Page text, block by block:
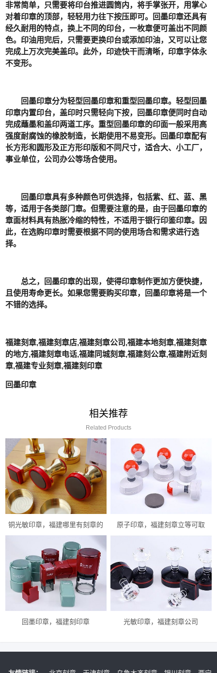
非常简单，只需要将印台推进圆筒内，将手掌张开，用掌心
对着印章的顶部，轻轻用力往下按压即可。回墨印章还具有
经久耐用的特点，换上不同的印台，一枚章便可盖出不同颜
色。印油用完后，只需要更换印台或添加印油，又可以让您
完成上万次完美盖印。此外，印迹快干而清晰，印章字体永
不变形。
回墨印章分为轻型回墨印章和重型回墨印章。轻型回墨
印章内置印台，盖印时只需轻向下按，回墨印章便同时自动
完成蘸墨和盖印两道工序。重型回墨印章的印面一般采用高
强度耐腐蚀的橡胶制造，长期使用不易变形。回墨印章配有
长方形和圆形及正方形印版和不同尺寸，适合大、小工厂，
事业单位，公司办公等场合使用。
回墨印章具有多种颜色可供选择，包括紫、红、蓝、黑
等，适用于各类部门章。但需要注意的是，由于回墨印章的
章面材料具有热胀冷缩的特性，不适用于银行印鉴印章。因
此，在选购印章时需要根据不同的使用场合和需求进行选
择。
总之，回墨印章的出现，使得印章制作更加方便快捷，
且使用寿命更长。如果您需要购买印章，回墨印章将是一个
不错的选择。
福建刻章,福建刻章店,福建刻章公司,福建本地刻章,福建刻章
的地方,福建刻章电话,福建同城刻章,福建刻公章,福建附近刻
章,福建专业刻章,福建刻印章
回墨印章
相关推荐
Related Products
铜光敏印章，福建哪里有刻章的 原子印章，福建刻章立等可取
回墨印章，福建刻印章 光敏印章，福建刻章公司